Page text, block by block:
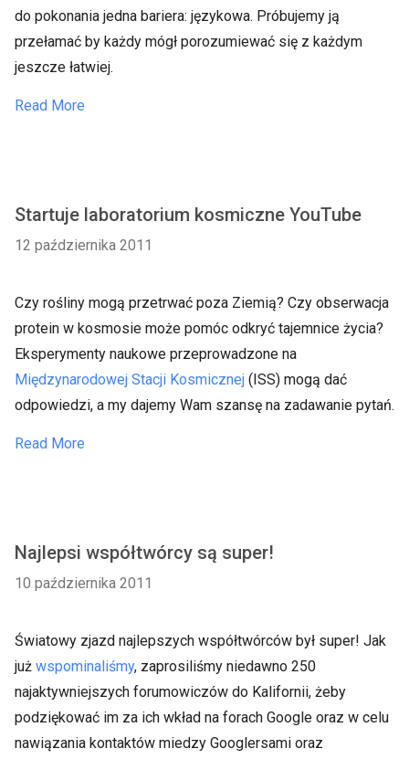
do pokonania jedna bariera: językowa. Próbujemy ją
przełamać by każdy mógł porozumiewać się z każdym
jeszcze łatwiej.
Read More
Startuje laboratorium kosmiczne YouTube
12 października 2011
Czy rośliny mogą przetrwać poza Ziemią? Czy obserwacja
protein w kosmosie może pomóc odkryć tajemnice życia?
Eksperymenty naukowe przeprowadzone na
Międzynarodowej Stacji Kosmicznej (ISS) mogą dać
odpowiedzi, a my dajemy Wam szansę na zadawanie pytań.
Read More
Najlepsi współtwórcy są super!
10 października 2011
Światowy zjazd najlepszych współtwórców był super! Jak
już wspominaliśmy, zaprosiliśmy niedawno 250
najaktywniejszych forumowiczów do Kalifornii, żeby
podziękować im za ich wkład na forach Google oraz w celu
nawiązania kontaktów miedzy Googlersami oraz